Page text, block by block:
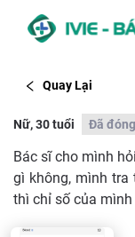
Quay Lại
Nữ, 30 tuổi Đã đóng
Bác sĩ cho mình
gì không, mình tra
thì chỉ số của